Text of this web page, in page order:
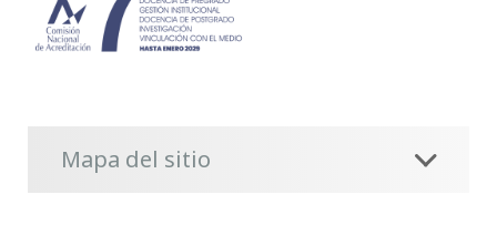
Mapa del sitio